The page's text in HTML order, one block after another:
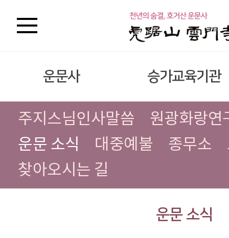
운문사 승가교육기관
주지스님인사말씀
원광화랑연
운문 소식
대중예불 종무소
찾아오시는 길
운문 소식